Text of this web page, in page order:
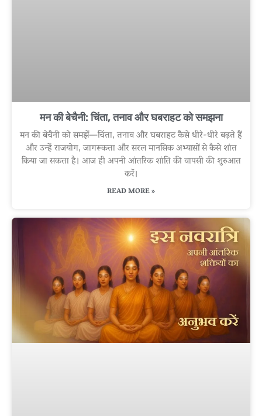
मन की बेचैनी: चिंता, तनाव और घबराहट को समझना
मन की बेचैनी को समझें—चिंता, तनाव और घबराहट कैसे धीरे-धीरे बढ़ते हैं
और उन्हें राजयोग, जागरूकता और सरल मानसिक अभ्यासों से कैसे शांत
किया जा सकता है। आज ही अपनी आंतरिक शांति की वापसी की शुरुआत
करें।
READ MORE »